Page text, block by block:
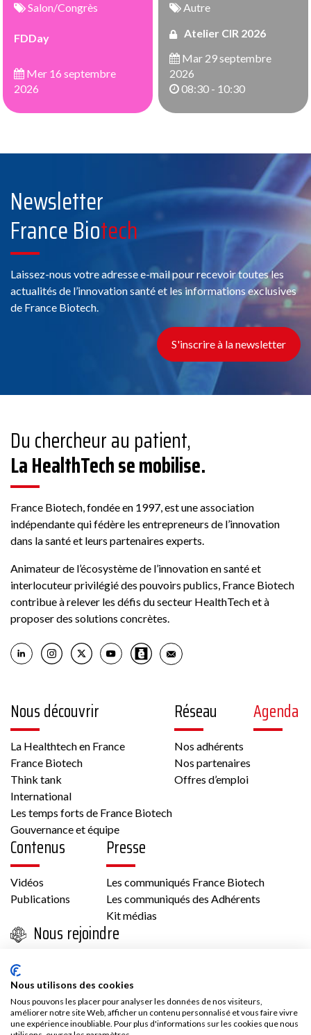
Salon/Congrès
FDDay
Mer 16 septembre
2026
Autre
Atelier CIR 2026
Mar 29 septembre
2026
08:30 - 10:30
Newsletter
France Biotech
Laissez-nous votre adresse e-mail pour recevoir toutes les
actualités de l’innovation santé et les informations exclusives
de France Biotech.
S'inscrire à la newsletter
Du chercheur au patient,
La HealthTech se mobilise.
France Biotech, fondée en 1997, est une association
indépendante qui fédère les entrepreneurs de l’innovation
dans la santé et leurs partenaires experts.
Animateur de l’écosystème de l’innovation en santé et
interlocuteur privilégié des pouvoirs publics, France Biotech
contribue à relever les défis du secteur HealthTech et à
proposer des solutions concrètes.
Nous découvrir
La Healthtech en France
France Biotech
Think tank
International
Les temps forts de France Biotech
Gouvernance et équipe
Réseau
Nos adhérents
Nos partenaires
Offres d’emploi
Agenda
Contenus
Vidéos
Publications
Presse
Les communiqués France Biotech
Les communiqués des Adhérents
Kit médias
Nous rejoindre
Adhésion
Les avantages d’adhérer à France Biotech
Accès adhérent
Nous utilisons des cookies
Nous pouvons les placer pour analyser les données de nos visiteurs,
améliorer notre site Web, afficher un contenu personnalisé et vous faire vivre
une expérience inoubliable. Pour plus d'informations sur les cookies que nous